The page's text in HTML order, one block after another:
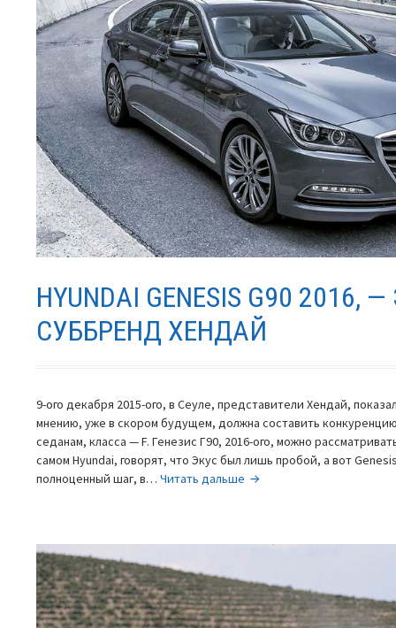
для
отдыха
и
семьи
HYUNDAI GENESIS G90
СУББРЕНД ХЕНДАЙ
9-ого декабря 2015-ого, в Сеуле, представители Хендай,
мнению, уже в скором будущем, должна составить
седанам, класса — F. Генезис Г90, 2016-ого, можно
самом Hyundai, говорят, что Экус был лишь пробой, а вот
полноценный шаг, в…Читать дальше Hyundai
суббренд
Хендай